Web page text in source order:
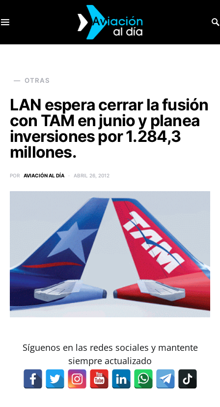
OTRAS
LAN espera cerrar la fusión
con TAM en junio y planea
inversiones por 1.284,3
millones.
POR AVIACIÓN AL DÍA ABRIL 26, 2012
Síguenos en las redes sociales y mantente
siempre actualizado